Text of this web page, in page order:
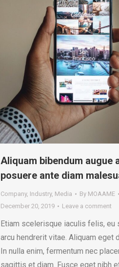
Aliquam bibendum augue
posuere ante diam
Company, Industry, Media By MOAAME
December 20, 2019
Leave a comment
Etiam scelerisque iaculis felis, eu
arcu hendrerit vitae. Aliquam eget
In nulla enim, fermentum nec
sagittis et diam. Fusce eget nibh